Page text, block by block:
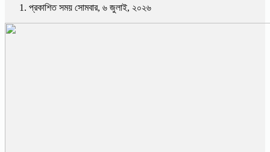
প্রকাশিত সময় সোমবার, ৬ জুলাই, ২০২৬